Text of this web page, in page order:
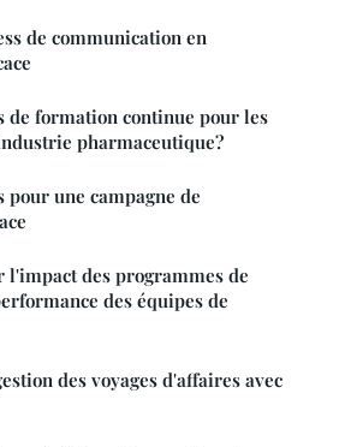
de communication en
de formation continue pour les
pharmaceutique?
pour une campagne de
l'impact des programmes de
des équipes de
des voyages d'affaires avec